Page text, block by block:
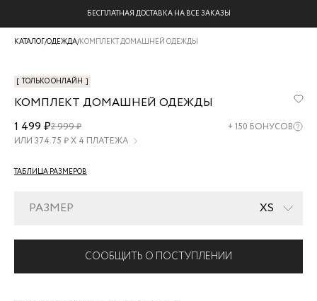
БЕСПЛАТНАЯ ДОСТАВКА НА ВСЕ ЗАКАЗЫ
КАТАЛОГ/ОДЕЖДА/КОМПЛЕКТ ДОМАШНЕЙ ОДЕЖДЫ
[ ТОЛЬКО ОНЛАЙН ]
КОМПЛЕКТ ДОМАШНЕЙ ОДЕЖДЫ
ZR2509122808-
205
1 499 ₽2 999 ₽ +150 БОНУСОВ
ИЛИ 374.75 ₽ Х 4 ПЛАТЕЖА
ТАБЛИЦА РАЗМЕРОВ
РАЗМЕР XS
СООБЩИТЬ О ПОСТУПЛЕНИИ